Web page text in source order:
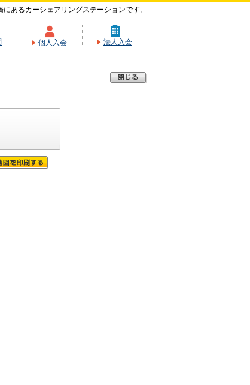
あるカーシェアリングステーションです。
個人入会 法人入会